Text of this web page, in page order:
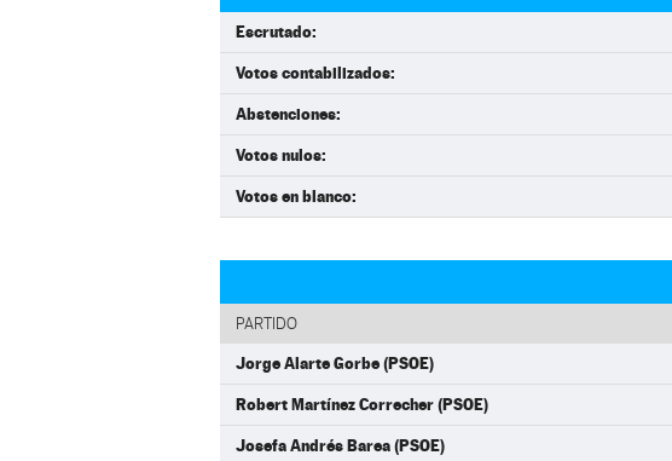
Escrutado:
Votos contabilizados:
Abstenciones:
Votos nulos:
Votos en blanco:
PARTIDO
Jorge Alarte Gorbe (PSOE)
Robert Martínez Correcher (PSOE)
Josefa Andrés Barea (PSOE)